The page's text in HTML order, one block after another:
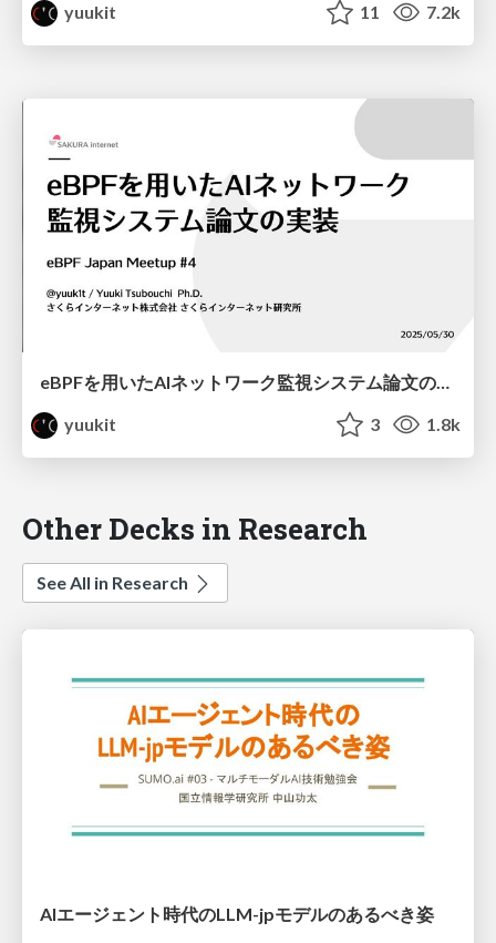
yuukit
11 7.2k
eBPFを用いたAIネットワーク監視システム論文の実装 / eBPF Japan Meetup #4
yuukit
3 1.8k
Other Decks in Research
See All in Research
AIエージェント時代のLLM-jpモデルのあるべき姿